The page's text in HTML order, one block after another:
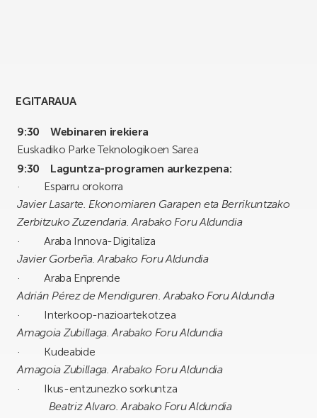
EGITARAUA
9:30 Webinaren irekiera
Euskadiko Parke Teknologikoen Sarea
9:30 Laguntza-programen aurkezpena:
· Esparru orokorra
Javier Lasarte. Ekonomiaren Garapen eta Berrikuntzako
Zerbitzuko Zuzendaria. Arabako Foru Aldundia
· Araba Innova-Digitaliza
Javier Gorbeña. Arabako Foru Aldundia
· Araba Enprende
Adrián Pérez de Mendiguren. Arabako Foru Aldundia
· Interkoop-nazioartekotzea
Amagoia Zubillaga. Arabako Foru Aldundia
· Kudeabide
Amagoia Zubillaga. Arabako Foru Aldundia
· Ikus-entzunezko sorkuntza
Beatriz Alvaro. Arabako Foru Aldundia